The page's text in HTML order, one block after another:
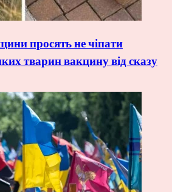
просять не чіпати
тварин вакцину від сказу